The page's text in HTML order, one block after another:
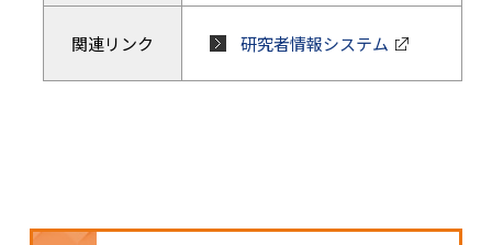
関連リンク 研究者情報システム